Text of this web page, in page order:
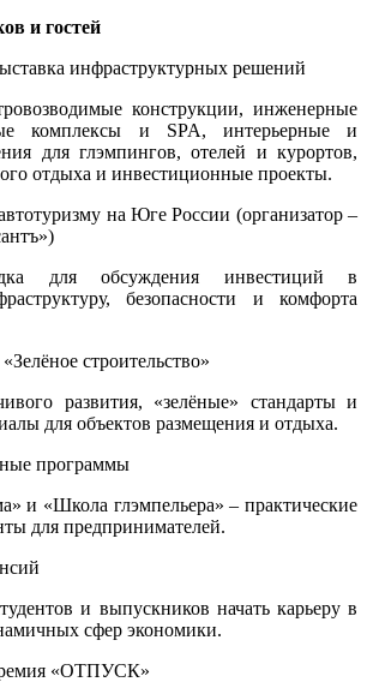
и гостей
инфраструктурных решений
конструкции, инженерные
комплексы и SPA, интерьерные и
для глэмпингов, отелей и курортов,
отдыха и инвестиционные проекты.
на Юге России (организатор –
для обсуждения инвестиций в
безопасности и комфорта
строительство»
развития, «зелёные» стандарты и
для объектов размещения и отдыха.
программы
и «Школа глэмпельера» – практические
для предпринимателей.
и выпускников начать карьеру в
сфер экономики.
«ОТПУСК»